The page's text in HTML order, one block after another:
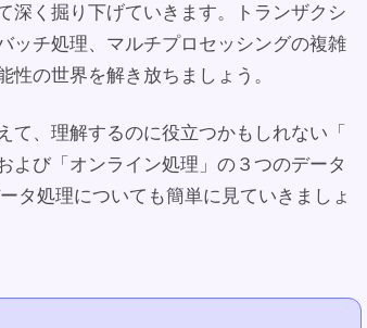
深く掘り下げていきます。トランザクシ
ッチ処理、マルチプロセッシングの複雑
の世界を解き放ちましょう。
て、理解するのに役立つかもしれない「
よび「オンライン処理」の３つのデータ
タ処理についても簡単に見ていきましょ